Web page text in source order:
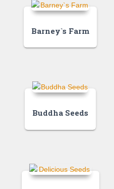
Barney`s Farm
Buddha Seeds